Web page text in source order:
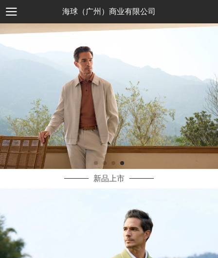
海球（广州）商业有限公司
新品上市